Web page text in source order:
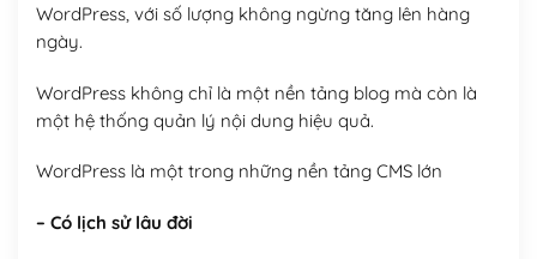
WordPress, với số lượng không ngừng tăng lên hàng
ngày.
WordPress không chỉ là một nền tảng blog mà còn là
một hệ thống quản lý nội dung hiệu quả.
WordPress là một trong những nền tảng CMS lớn
– Có lịch sử lâu đời